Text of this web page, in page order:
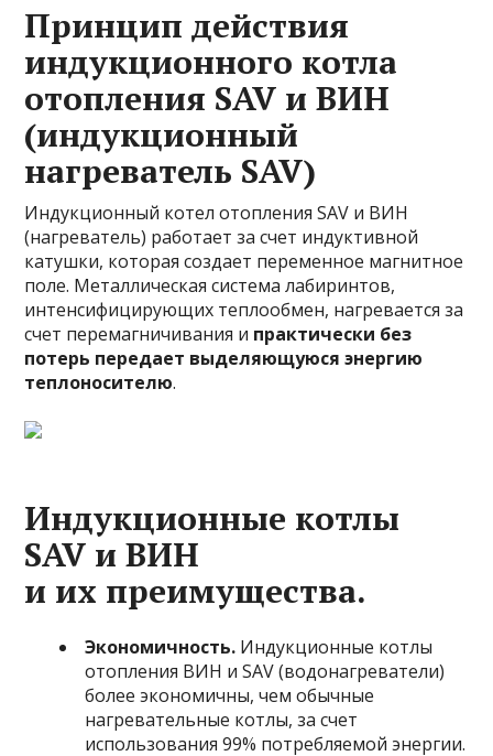
Принцип действия
индукционного котла
отопления SAV и ВИН
(индукционный
нагреватель SAV)
Индукционный котел отопления SAV и ВИН
(нагреватель) работает за счет индуктивной
катушки, которая создает переменное магнитное
поле. Металлическая система лабиринтов,
интенсифицирующих теплообмен, нагревается за
счет перемагничивания и практически без
потерь передает выделяющуюся энергию
теплоносителю.
Индукционные котлы
SAV и ВИН
и их преимущества.
Экономичность. Индукционные котлы
отопления ВИН и SAV (водонагреватели)
более экономичны, чем обычные
нагревательные котлы, за счет
использования 99% потребляемой энергии.